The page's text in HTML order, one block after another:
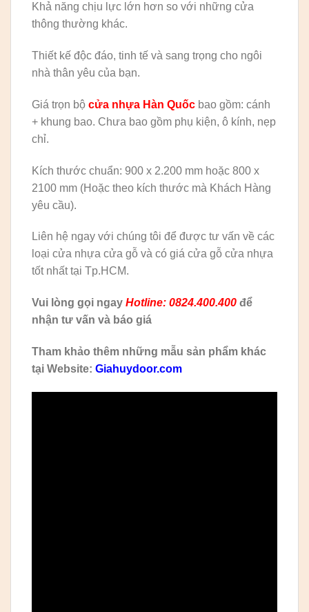
Khả năng chịu lực lớn hơn so với những cửa
thông thường khác.
Thiết kế độc đáo, tinh tế và sang trọng cho ngôi
nhà thân yêu của bạn.
Giá trọn bộ cửa nhựa Hàn Quốc bao gồm: cánh
+ khung bao. Chưa bao gồm phụ kiện, ô kính, nẹp
chỉ.
Kích thước chuẩn: 900 x 2.200 mm hoặc 800 x
2100 mm (Hoặc theo kích thước mà Khách Hàng
yêu cầu).
Liên hệ ngay với chúng tôi để được tư vấn về các
loại cửa nhựa cửa gỗ và có giá cửa gỗ cửa nhựa
tốt nhất tại Tp.HCM.
Vui lòng gọi ngay Hotline: 0824.400.400 để
nhận tư vấn và báo giá
Tham khảo thêm những mẫu sản phẩm khác
tại Website: Giahuydoor.com